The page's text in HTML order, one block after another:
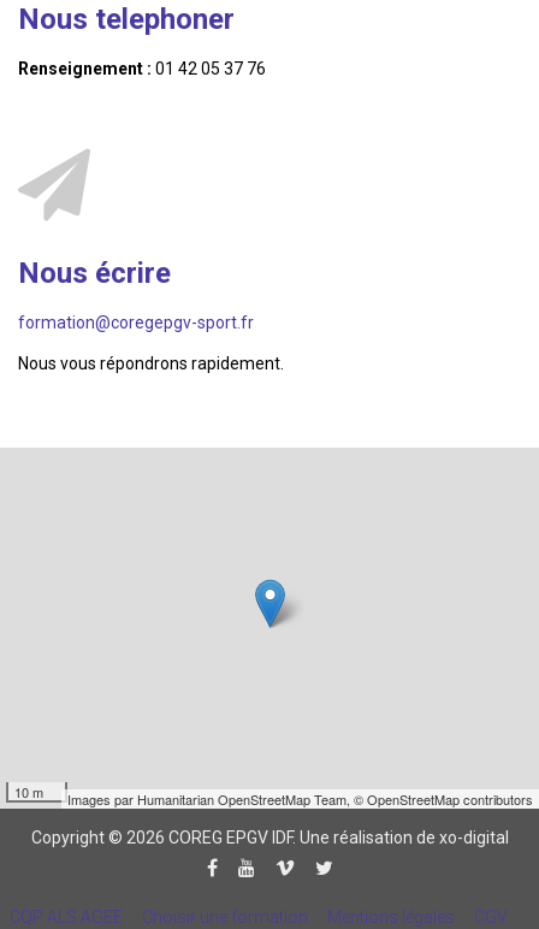
Nous telephoner
Renseignement : 01 42 05 37 76
Nous écrire
formation@coregepgv-sport.fr
Nous vous répondrons rapidement.
10 m Images par Humanitarian OpenStreetMap Team, © OpenStreetMap contributors
Copyright © 2026 COREG EPGV IDF. Une réalisation de xo-digital
CQP ALS AGEE Choisir une formation Mentions légales CGV